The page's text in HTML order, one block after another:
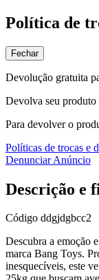
Política de
Fechar
Devolução gratuita
Devolva seu produto
Para devolver o
Políticas de trocas e
Denunciar Anúncio
Descrição e
Código ddgjdgbcc2
Descubra a emoção
marca Bang Toys.
inesquecíveis, este